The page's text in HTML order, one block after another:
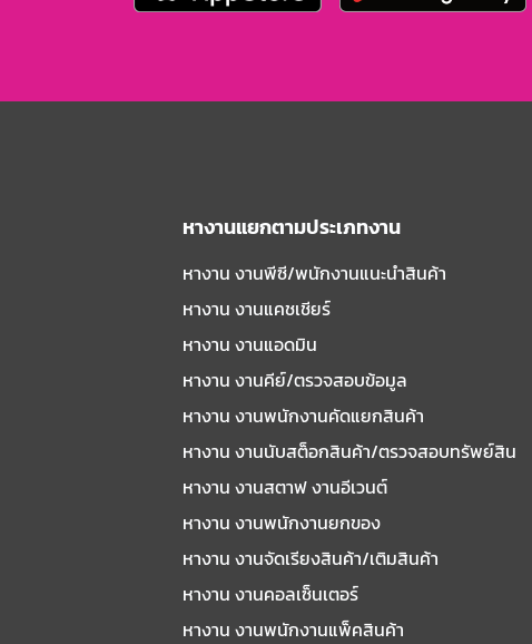
หางานแยกตามประเภทงาน
หางาน งานพีซี/พนักงานแนะนําสินค้า
หางาน งานแคชเชียร์
หางาน งานแอดมิน
หางาน งานคีย์/ตรวจสอบข้อมูล
หางาน งานพนักงานคัดแยกสินค้า
หางาน งานนับสต็อกสินค้า/ตรวจสอบทรัพย์สิน
หางาน งานสตาฟ งานอีเวนต์
หางาน งานพนักงานยกของ
หางาน งานจัดเรียงสินค้า/เติมสินค้า
หางาน งานคอลเซ็นเตอร์
หางาน งานพนักงานแพ็คสินค้า